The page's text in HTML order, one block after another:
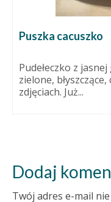
Puszka cacuszko
Pudełeczko z
zielone,
zdjęciach. Już...
Dodaj
Twój adres e-mail